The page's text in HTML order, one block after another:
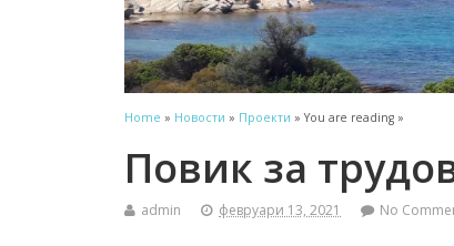
Home » Новости » Проекти » You are reading »
Повик за
admin февруари 13, 2021 No